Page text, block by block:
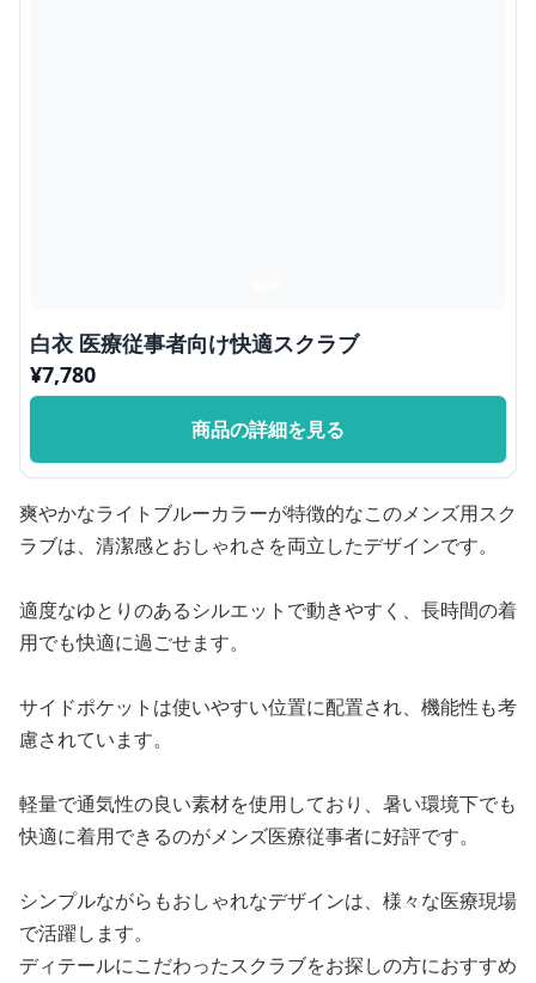
白衣 医療従事者向け快適スクラブ
¥7,780
商品の詳細を見る
爽やかなライトブルーカラーが特徴的なこのメンズ用スク
ラブは、清潔感とおしゃれさを両立したデザインです。
適度なゆとりのあるシルエットで動きやすく、長時間の着
用でも快適に過ごせます。
サイドポケットは使いやすい位置に配置され、機能性も考
慮されています。
軽量で通気性の良い素材を使用しており、暑い環境下でも
快適に着用できるのがメンズ医療従事者に好評です。
シンプルながらもおしゃれなデザインは、様々な医療現場
で活躍します。
ディテールにこだわったスクラブをお探しの方におすすめ